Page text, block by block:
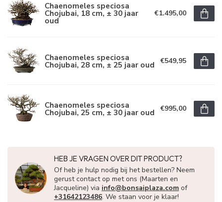
Chaenomeles speciosa
Chojubai, 18 cm, ± 30 jaar
oud
€1.495,00
Chaenomeles speciosa
Chojubai, 28 cm, ± 25 jaar oud €549,95
Chaenomeles speciosa
Chojubai, 25 cm, ± 30 jaar oud €995,00
HEB JE VRAGEN OVER DIT PRODUCT?
Of heb je hulp nodig bij het bestellen? Neem
gerust contact op met ons (Maarten en
Jacqueline) via info@bonsaiplaza.com of
+31642123486. We staan voor je klaar!